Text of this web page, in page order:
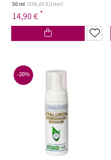
50 ml (298,00 €/Liter)
14,90 € *
-20%